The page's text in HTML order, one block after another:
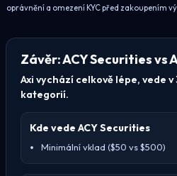
oprávnění a omezení KYC před zakoupením
Závěr: ACY Securities vs
Axi vychází celkově lépe, vede
kategorií.
Kde vede ACY Securities
Minimální vklad ($50 vs $500)